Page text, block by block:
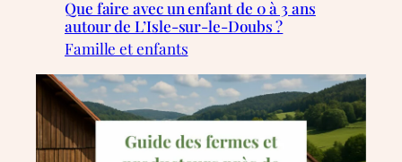
Que faire avec un enfant de 0 à 3 ans
autour de L’Isle-sur-le-Doubs ?
Famille et enfants